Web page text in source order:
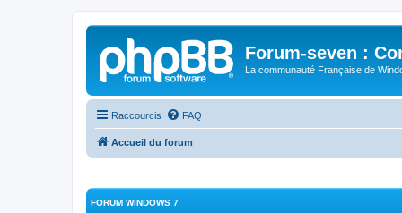
Forum-seven :
La communauté Française de
Raccourcis FAQ
Accueil du forum
FORUM WINDOWS 7